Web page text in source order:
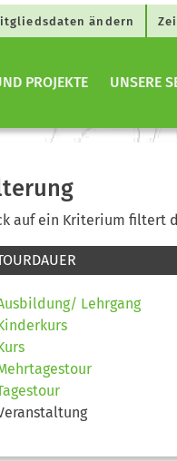
ändern
PROJEKTE UNSERE
auf ein Kriterium filtert
Lehrgang